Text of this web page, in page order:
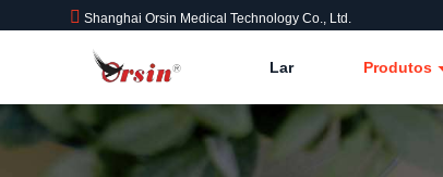
Shanghai Orsin Medical Technology Co., Ltd.
Lar Produtos